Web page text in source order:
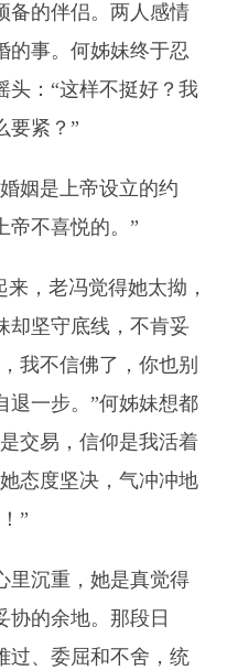
备的伴侣。两人感情
的事。何姊妹终于忍
头：“这样不挺好？我
要紧？”
姻是上帝设立的约
帝不喜悦的。”
，老冯觉得她太拗，
却坚守底线，不肯妥
我不信佛了，你也别
退一步。”何姊妹想都
交易，信仰是我活着
态度坚决，气冲冲地
”
里沉重，她是真觉得
协的余地。那段日
过、委屈和不舍，统